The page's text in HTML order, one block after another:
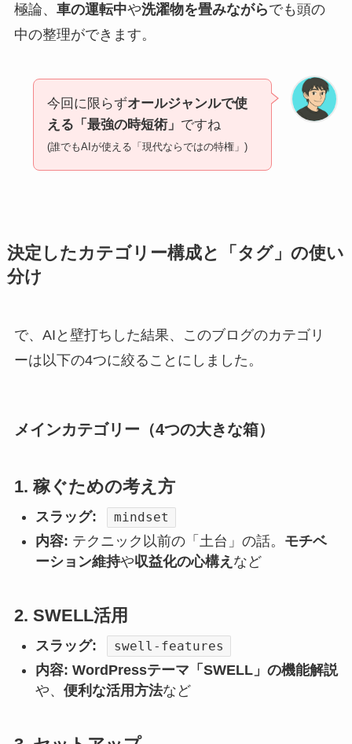
極論、 車の運転中や洗濯物を畳みながらでも頭の
中の整理ができます。
今回に限らずオールジャンルで使
える「最強の時短術」 ですね
(誰でもAIが使える「現代ならではの特権」)
決定したカテゴリー構成と「タグ」の使い
分け
で、AIと壁打ちした結果、このブログのカテゴリ
ーは以下の4つに絞ることにしました。
メインカテゴリー（4つの大きな箱）
1. 稼ぐための考え方
スラッグ: mindset
内容: テクニック以前の「土台」の話。 モチベ
ーション維持や収益化の心構え など
2. SWELL活用
スラッグ: swell-features
内容: WordPressテーマ「SWELL」の機能解説
や、 便利な活用方法など